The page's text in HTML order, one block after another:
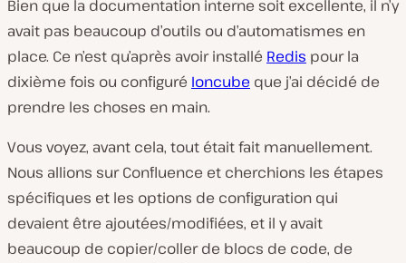
Bien que la documentation interne soit excellente, il n’y
avait pas beaucoup d’outils ou d’automatismes en
place. Ce n’est qu’après avoir installé Redis pour la
dixième fois ou configuré Ioncube que j’ai décidé de
prendre les choses en main.
Vous voyez, avant cela, tout était fait manuellement.
Nous allions sur Confluence et cherchions les étapes
spécifiques et les options de configuration qui
devaient être ajoutées/modifiées, et il y avait
beaucoup de copier/coller de blocs de code, de